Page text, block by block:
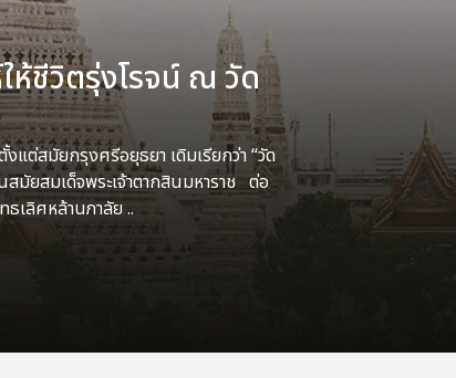
ให้ชีวิตรุ่งโรจน์ ณ วัด
แต่สมัยกรุงศรีอยุธยา เดิมเรียกว่า “วัด
สมัยสมเด็จพระเจ้าตากสินมหาราช ต่อ
เลิศหล้านภาลัย ..